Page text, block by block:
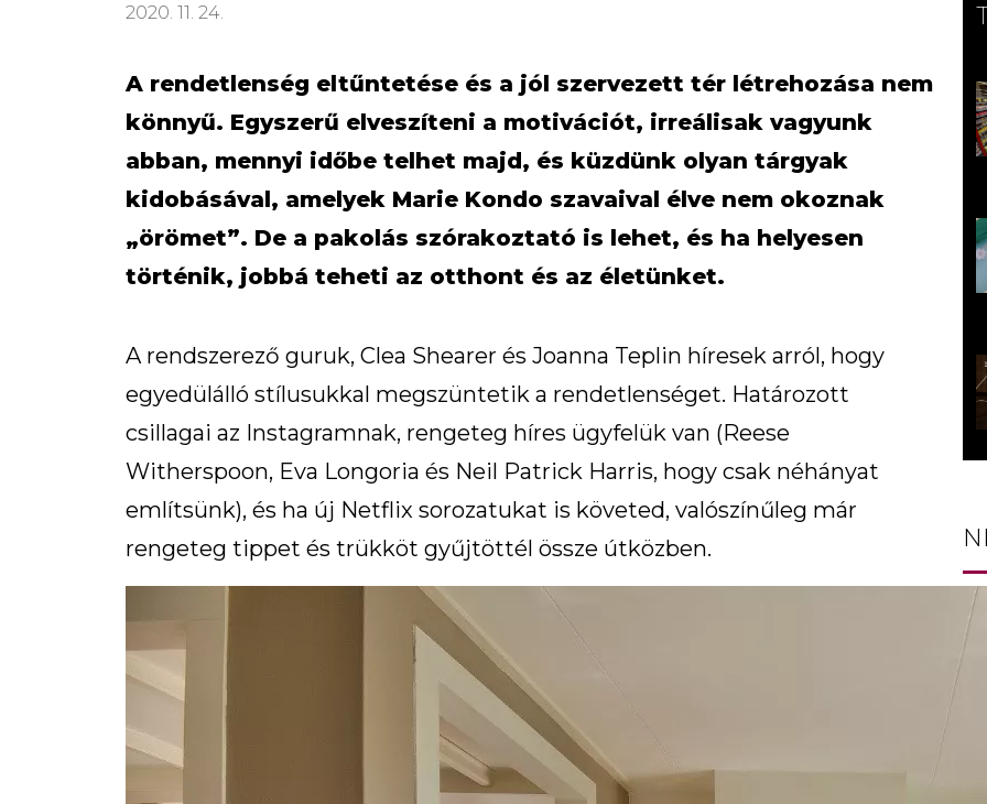
2020. 11. 24.
A rendetlenség eltűntetése és a jól szervezett tér létrehozása nem
könnyű. Egyszerű elveszíteni a motivációt, irreálisak vagyunk
abban, mennyi időbe telhet majd, és küzdünk olyan tárgyak
kidobásával, amelyek Marie Kondo szavaival élve nem okoznak
„örömet”. De a pakolás szórakoztató is lehet, és ha helyesen
történik, jobbá teheti az otthont és az életünket.
A rendszerező guruk, Clea Shearer és Joanna Teplin híresek arról, hogy
egyedülálló stílusukkal megszüntetik a rendetlenséget. Határozott
csillagai az Instagramnak, rengeteg híres ügyfelük van (Reese
Witherspoon, Eva Longoria és Neil Patrick Harris, hogy csak néhányat
említsünk), és ha új Netflix sorozatukat is követed, valószínűleg már
rengeteg tippet és trükköt gyűjtöttél össze útközben.